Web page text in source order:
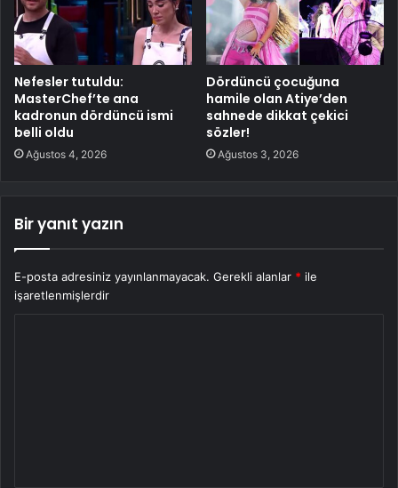
Nefesler tutuldu:
MasterChef’te ana
kadronun dördüncü ismi
belli oldu
Ağustos 4, 2026
Dördüncü çocuğuna
hamile olan Atiye’den
sahnede dikkat çekici
sözler!
Ağustos 3, 2026
Bir yanıt yazın
E-posta adresiniz yayınlanmayacak. Gerekli alanlar * ile
işaretlenmişlerdir